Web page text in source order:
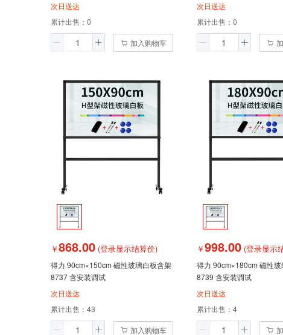
次日送达
累计出售： 0
加入购物车
次日送达
累计出售： 0
￥868.00 (登录显示结算价)
得力 90cm×150cm 磁性玻璃白板含架
8737 含安装调试
次日送达
累计出售： 43
加入购物车
￥998.00 (登录显示
得力 90cm×180cm 磁性
8739 含安装调试
次日送达
累计出售： 4